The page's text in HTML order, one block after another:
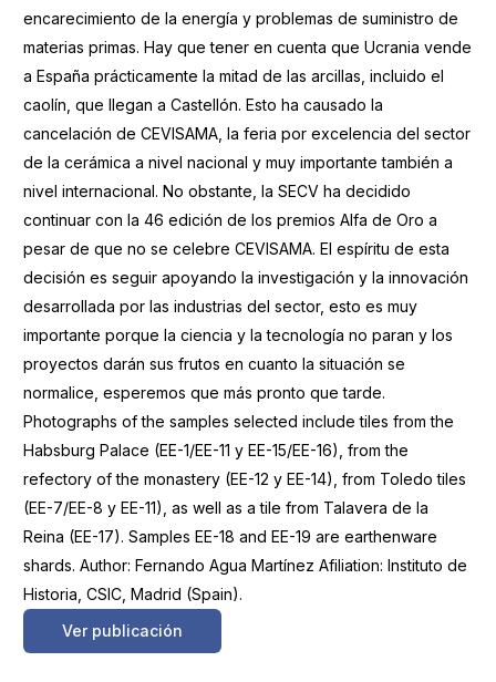
encarecimiento de la energía y problemas de suministro de
materias primas. Hay que tener en cuenta que Ucrania vende
a España prácticamente la mitad de las arcillas, incluido el
caolín, que llegan a Castellón. Esto ha causado la
cancelación de CEVISAMA, la feria por excelencia del sector
de la cerámica a nivel nacional y muy importante también a
nivel internacional. No obstante, la SECV ha decidido
continuar con la 46 edición de los premios Alfa de Oro a
pesar de que no se celebre CEVISAMA. El espíritu de esta
decisión es seguir apoyando la investigación y la innovación
desarrollada por las industrias del sector, esto es muy
importante porque la ciencia y la tecnología no paran y los
proyectos darán sus frutos en cuanto la situación se
normalice, esperemos que más pronto que tarde.
Photographs of the samples selected include tiles from the
Habsburg Palace (EE-1/EE-11 y EE-15/EE-16), from the
refectory of the monastery (EE-12 y EE-14), from Toledo tiles
(EE-7/EE-8 y EE-11), as well as a tile from Talavera de la
Reina (EE-17). Samples EE-18 and EE-19 are earthenware
shards. Author: Fernando Agua Martínez Afiliation: Instituto de
Historia, CSIC, Madrid (Spain).
Ver publicación